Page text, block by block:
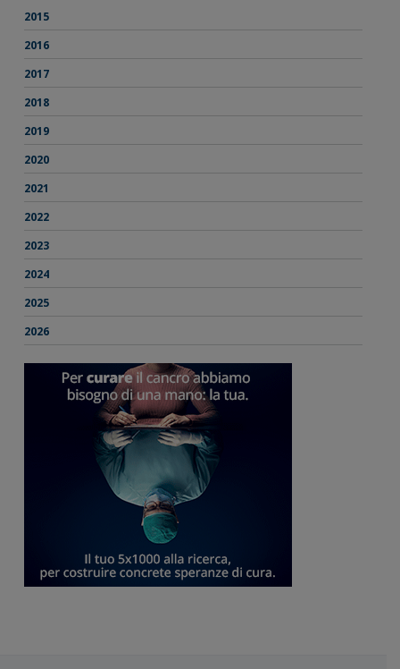
2015
2016
2017
2018
2019
2020
2021
2022
2023
2024
2025
2026